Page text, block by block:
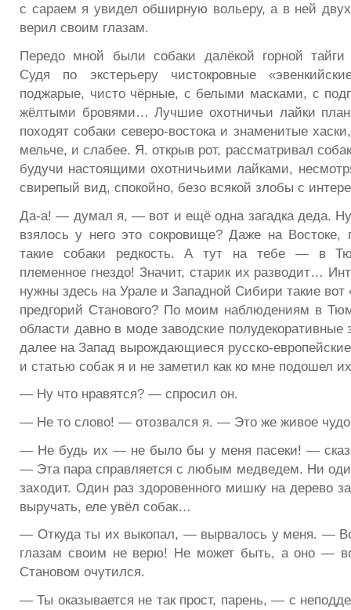
с сараем я увидел обширную вольеру, а в ней
верил своим глазам.
Передо мной были собаки далёкой горной тайги
Судя по экстерьеру чистокровные
поджарые, чисто чёрные, с белыми масками, с
жёлтыми бровями… Лучшие охотничьи лайки
походят собаки северо-востока и знаменитые
мельче, и слабее. Я. открыв рот, рассматривал
будучи настоящими охотничьими лайками,
свирепый вид, спокойно, безо всякой злобы с
Да-а! — думал я, — вот и ещё одна загадка деда. Ну
взялось у него это сокровище? Даже на
такие собаки редкость. А тут на тебе — в
племенное гнездо! Значит, старик их разводит…
нужны здесь на Урале и Западной Сибири такие вот
предгорий Станового? По моим наблюдениям в
области давно в моде заводские полудекоративные
далее на Запад вырождающиеся русско-
и статью собак я и не заметил как ко мне подошел
— Ну что нравятся? — спросил он.
— Не то слово! — отозвался я. — Это же живое чудо
— Не будь их — не было бы у меня пасеки! —
— Эта пара справляется с любым медведем. Ни
заходит. Один раз здоровенного мишку на дерево
выручать, еле увёл собак…
— Откуда ты их выкопал, — вырвалось у меня. —
глазам своим не верю! Не может быть, а оно —
Становом очутился.
— Ты оказывается не так прост, парень, — с